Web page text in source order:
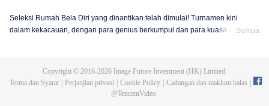
Seleksi Rumah Bela Diri yang dinantikan telah dimulai! Turnamen kini
dalam kekacauan, dengan para genius berkumpul dan para kuasa utama
Pevolusi Surgawi. Mari saksikan bagaimana Chu Xingyun menghadapi plot
pembunuhan berbahaya ini dan mencapai kejayaan di seluruh dunia!
Semua
Copyright © 2016-2026Image Future Investment (HK) Limited.
Terma dan Syarat
Perjanjian privasi Cookie Policy Cadangan dan maklum balas
@TencentVideo